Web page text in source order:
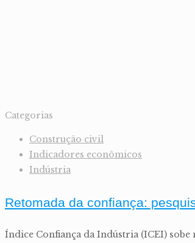
Categorias
Construção civil
Indicadores econômicos
Indústria
Retomada da confiança:
Índice Confiança da Indústria (ICEI)